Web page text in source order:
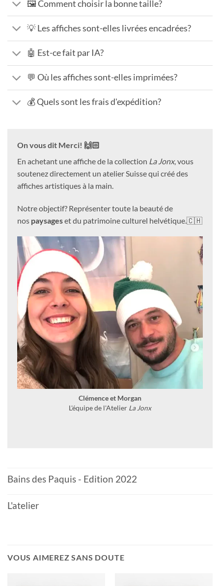
🖼️ Comment choisir la bonne taille?
💡 Les affiches sont-elles livrées encadrées?
🤖 Est-ce fait par IA?
💬 Où les affiches sont-elles imprimées?
💰 Quels sont les frais d'expédition?
On vous dit Merci! 🙌🏻
En achetant une affiche de la collection La Jonx, vous
soutenez directement un atelier Suisse qui créé des
affiches artistiques à la main.
Notre objectif? Représenter toute la beauté de
nos paysageset du patrimoine culturel helvétique.🇨🇭
Clémence et Morgan
L'équipe de l'Atelier La Jonx
Bains des Paquis - Edition 2022
L'atelier
VOUS AIMEREZ SANS DOUTE